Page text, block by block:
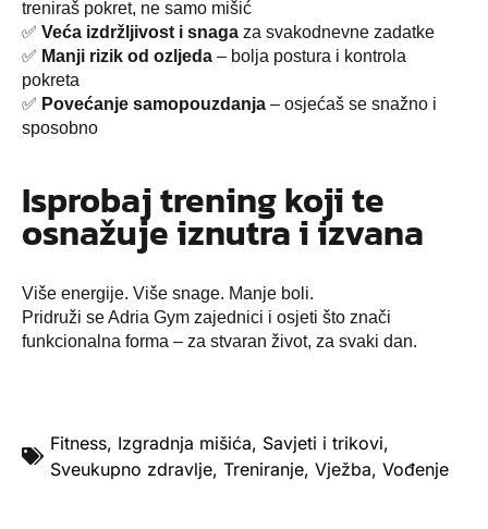
treniraš pokret, ne samo mišić
✅ Veća izdržljivost i snaga za svakodnevne zadatke
✅ Manji rizik od ozljeda – bolja postura i kontrola
pokreta
✅ Povećanje samopouzdanja – osjećaš se snažno i
sposobno
Isprobaj trening koji te
osnažuje iznutra i izvana
Više energije. Više snage. Manje boli.
Pridruži se Adria Gym zajednici i osjeti što znači
funkcionalna forma – za stvaran život, za svaki dan.
Fitness, Izgradnja mišića, Savjeti i trikovi,
Sveukupno zdravlje, Treniranje, Vježba, Vođenje